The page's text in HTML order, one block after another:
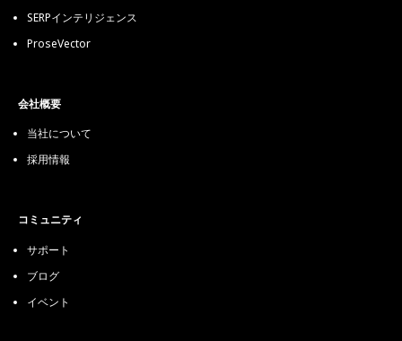
SERPインテリジェンス
ProseVector
会社概要
当社について
採用情報
コミュニティ
サポート
ブログ
イベント